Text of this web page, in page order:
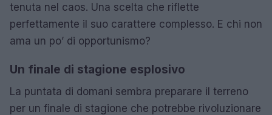
tenuta nel caos. Una scelta che riflette
perfettamente il suo carattere complesso. E chi non
ama un po’ di opportunismo?
Un finale di stagione esplosivo
La puntata di domani sembra preparare il terreno
per un finale di stagione che potrebbe rivoluzionare